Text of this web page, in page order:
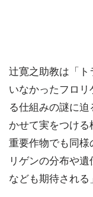
辻寛之助教は「ト
いなかったフロ
る仕組みの謎に
かせて実をつける
重要作物でも同様
リゲンの分布や
なども期待される